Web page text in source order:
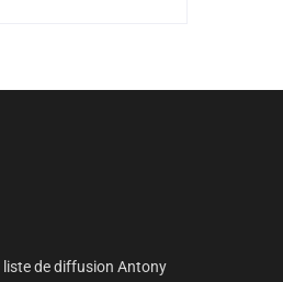
liste de diffusion Antony